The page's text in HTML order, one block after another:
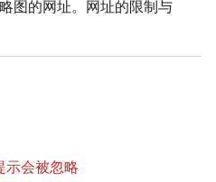
图的网址。网址的限制与
示会被忽略